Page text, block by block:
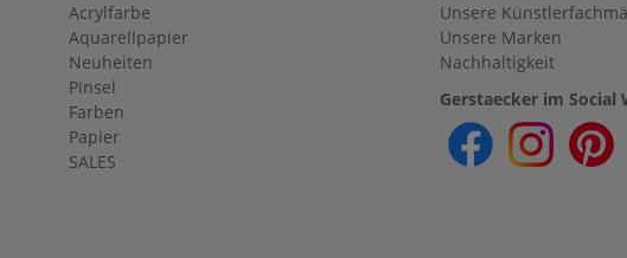
Acrylfarbe
Aquarellpapier
Neuheiten
Pinsel
Farben
Papier
SALES
Unsere
Unsere Marken
Nachhaltigkeit
Gerstaecker im Social